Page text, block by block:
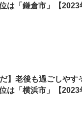
「鎌倉市」【2023
】老後も過ごしや
「横浜市」【2023